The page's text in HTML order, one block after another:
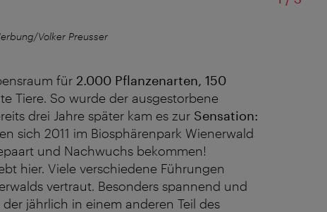
Volker Preusser
für 2.000 Pflanzenarten, 150
Tiere. So wurde der ausgestorbene
drei Jahre später kam es zur Sensation:
sich 2011 im Biosphärenpark Wienerwald
und Nachwuchs bekommen!
hier. Viele verschiedene Führungen
vertraut. Besonders spannend und
der jährlich in einem anderen Teil des